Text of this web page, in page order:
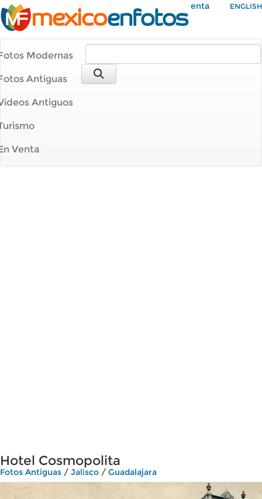
Mi Cuenta ENGLISH
Modernas
Antiguas
Antiguos
Venta
Hotel Cosmopolita
Fotos Antiguas / Jalisco / Guadalajara